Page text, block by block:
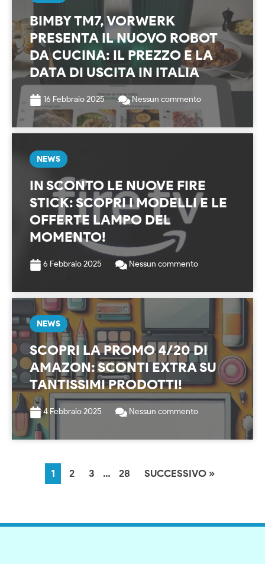
BIMBY TM7, VORWERK
PRESENTA IL NUOVO ROBOT
DA CUCINA: IL PREZZO E LA
DATA DI USCITA IN ITALIA
16 Febbraio 2025 Nessun commento
NEWS
IN SCONTO LE NUOVE FIRE
STICK: SCOPRI I MODELLI E LE
OFFERTE LAMPO DEL
MOMENTO!
6 Febbraio 2025 Nessun commento
NEWS
SCOPRI LA PROMO 4/20 DI
AMAZON: SCONTI EXTRA SU
TANTISSIMI PRODOTTI!
4 Febbraio 2025 Nessun commento
1 2 3 … 28 SUCCESSIVO »